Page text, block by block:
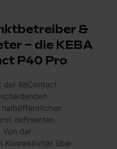
&
– die KEBA
P40 Pro
der KeContact
definierten
Von der
Konnektivität über